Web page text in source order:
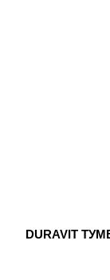
DURAVIT